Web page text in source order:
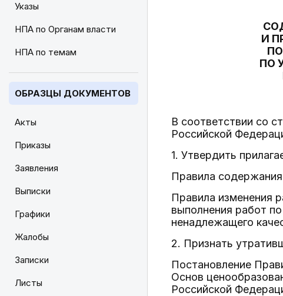
Указы
НПА по Органам власти
НПА по темам
ОБРАЗЦЫ ДОКУМЕНТОВ
Акты
Приказы
Заявления
Выписки
Графики
Жалобы
Записки
Листы
И
ПО
В соответствии со
Российской
1. Утвердить
Правила
Правила изменения
выполнения работ
ненадлежащего
2. Признать
Постановление
Основ
Российской